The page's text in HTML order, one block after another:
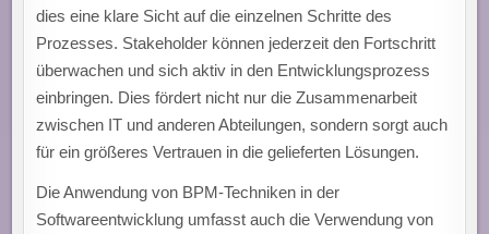
dies eine klare Sicht auf die einzelnen Schritte des
Prozesses. Stakeholder können jederzeit den Fortschritt
überwachen und sich aktiv in den Entwicklungsprozess
einbringen. Dies fördert nicht nur die Zusammenarbeit
zwischen IT und anderen Abteilungen, sondern sorgt auch
für ein größeres Vertrauen in die gelieferten Lösungen.
Die Anwendung von BPM-Techniken in der
Softwareentwicklung umfasst auch die Verwendung von